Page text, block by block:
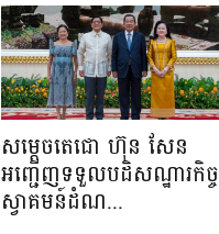
សម្តេចតេជោ ហ៊ុន សែន
អញ្ជើញទទួលបដិសណ្ឋារកិច្ច
ស្វាគមន៍ដំណ...